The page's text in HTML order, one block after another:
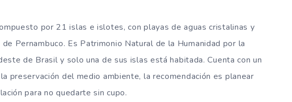
por 21 islas e islotes, con playas de aguas cristalinas y
Pernambuco. Es Patrimonio Natural de la Humanidad por la
de Brasil y solo una de sus islas está habitada. Cuenta con un
preservación del medio ambiente, la recomendación es planear
para no quedarte sin cupo.